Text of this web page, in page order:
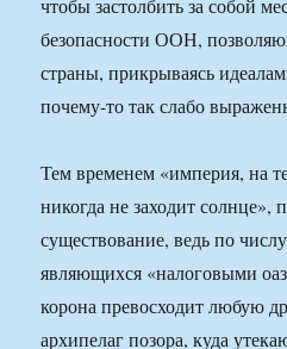
чтобы застолбить за собой
безопасности ООН,
страны, прикрываясь
почему-то так слабо
Тем временем «империя, на
никогда не заходит солнце»,
существование, ведь по
являющихся «налоговыми
корона превосходит любую
архипелаг позора, куда